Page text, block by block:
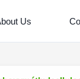
Us